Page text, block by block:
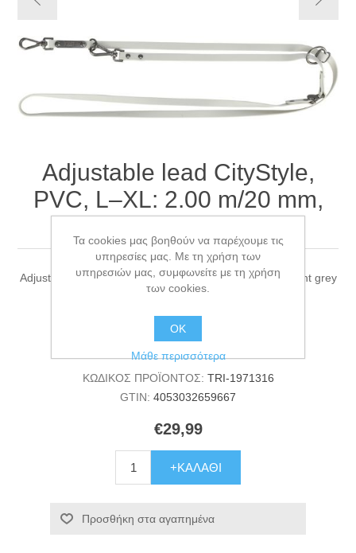
Adjustable lead CityStyle,
PVC, L–XL: 2.00 m/20 mm,
Adjustable lead CityStyle, PVC, L–XL: 2.00 m/20 mm, light grey
Διαθεσιμότητα: 2 σε απόθεμα
ΚΩΔΙΚΟΣ ΠΡΟΪΟΝΤΟΣ: TRI-1971316
GTIN: 4053032659667
€29,99
+ΚΑΛΆΘΙ
Προσθήκη στα αγαπημένα
Τα cookies μας βοηθούν να παρέχουμε τις
υπηρεσίες μας. Με τη χρήση των
υπηρεσιών μας, συμφωνείτε με τη χρήση
των cookies.
ΟΚ
Μάθε περισσότερα